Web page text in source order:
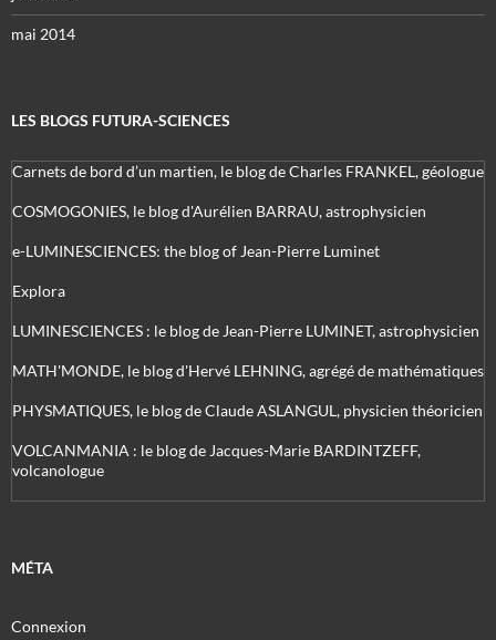
mai 2014
LES BLOGS FUTURA-SCIENCES
Carnets de bord d’un martien, le blog de Charles FRANKEL, géologue
COSMOGONIES, le blog d'Aurélien BARRAU, astrophysicien
e-LUMINESCIENCES: the blog of Jean-Pierre Luminet
Explora
LUMINESCIENCES : le blog de Jean-Pierre LUMINET, astrophysicien
MATH'MONDE, le blog d'Hervé LEHNING, agrégé de mathématiques
PHYSMATIQUES, le blog de Claude ASLANGUL, physicien théoricien
VOLCANMANIA : le blog de Jacques-Marie BARDINTZEFF,
volcanologue
MÉTA
Connexion